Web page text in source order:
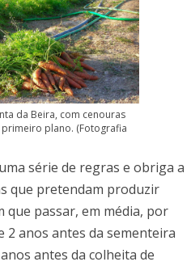
da Beira, com cenouras
plano. (Fotografia
série de regras e obriga a
que pretendam produzir
passar, em média, por
2 anos antes da sementeira
antes da colheita de